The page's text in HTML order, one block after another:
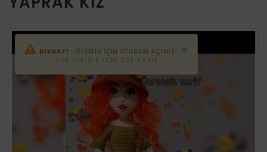
DİKKAT! : İZLEMEK IÇIN OTURUM AÇINIZ...
ÜYE GIRIŞI | YENI ÜYE KAYIT